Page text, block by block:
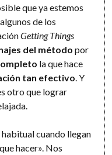
que ya estemos
de los
Getting Things
del método por
la que hace
tan efectivo . Y
otro que lograr
cuando llegan
hacer». Nos